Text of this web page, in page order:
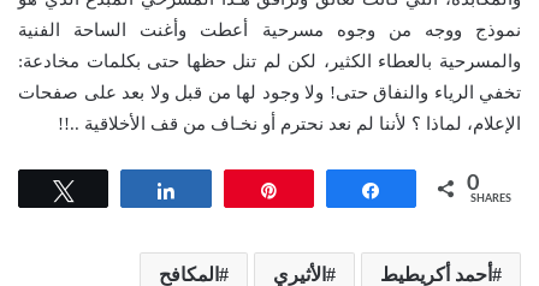
نموذج ووجه من وجوه مسرحية أعطت وأغنت الساحة الفنية
والمسرحية بالعطاء الكثير، لكن لم تنل حظها حتى بكلمات مخادعة:
تخفي الرياء والنفاق حتى! ولا وجود لها من قبل ولا بعد على صفحات
الإعلام، لماذا ؟ لأننا لم نعد نحترم أو نخـاف من قف الأخلاقية ..!!
Share 0
SHARES
أحمد أكريطيط الأثيري المكافح